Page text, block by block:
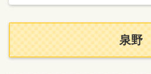
泉野